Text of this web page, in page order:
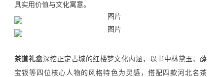
具实用价值与文化寓意。
茶道礼盒深挖正定古城的红楼梦文化内涵，以书中林黛玉、薛
宝钗等四位核心人物的风格特色为灵感，搭配四款河北名茶